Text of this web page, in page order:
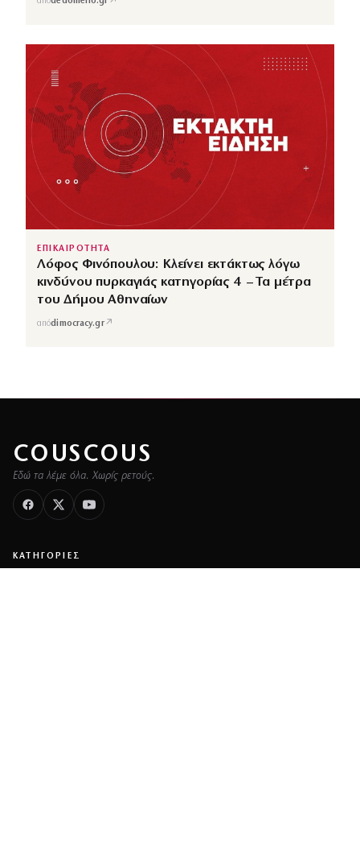
ΕΠΙΚΑΙΡΟΤΗΤΑ
Λόφος Φινόπουλου: Κλείνει εκτάκτως λόγω
κινδύνου πυρκαγιάς κατηγορίας 4 – Τα μέτρα
του Δήμου Αθηναίων
απόdimocracy.gr↗
COUSCOUS
Εδώ τα λέμε όλα. Χωρίς ρετούς.
ΚΑΤΗΓΟΡΙΕΣ